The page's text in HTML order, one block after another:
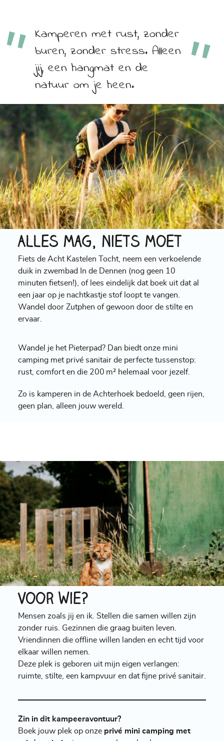
Kamperen met rust, zonder
buren, zonder stress. Alleen
jij, een hangmat en de
natuur om je heen.
Alles mag, niets moet
Fiets de Acht Kastelen Tocht, neem een verkoelende
duik in zwembad In de Dennen (nog geen 10
minuten fietsen!), of lees eindelijk dat boek uit dat al
een jaar op je nachtkastje stof loopt te vangen.
Wandel door Zutphen of gewoon door de stilte en
ervaar.
Wandel je het Pieterpad? Dan biedt onze mini
camping met privé sanitair de perfecte tussenstop:
rust, comfort en die 200 m² helemaal voor jezelf.
Zo is kamperen in de Achterhoek bedoeld, geen rijen,
geen plan, alleen jouw wereld.
Voor wie?
Mensen zoals jij en ik. Stellen die samen willen zijn
zonder ruis. Gezinnen die graag buiten leven.
Vriendinnen die offline willen landen en echt tijd voor
elkaar willen nemen.
Deze plek is geboren uit mijn eigen verlangen:
ruimte, stilte, een kampvuur en dat fijne privé sanitair.
Zin in dit kampeeravontuur?
Boek jouw plek op onze privé mini camping met